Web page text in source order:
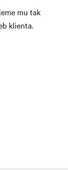
mu tak
klienta.